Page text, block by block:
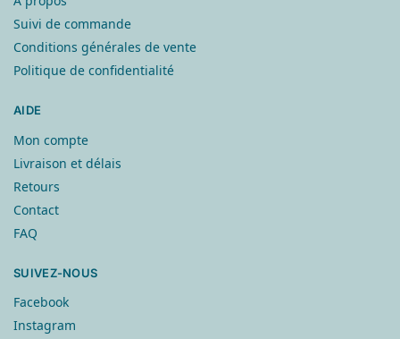
Suivi de commande
Conditions générales de vente
Politique de confidentialité
AIDE
Mon compte
Livraison et délais
Retours
Contact
FAQ
SUIVEZ-NOUS
Facebook
Instagram